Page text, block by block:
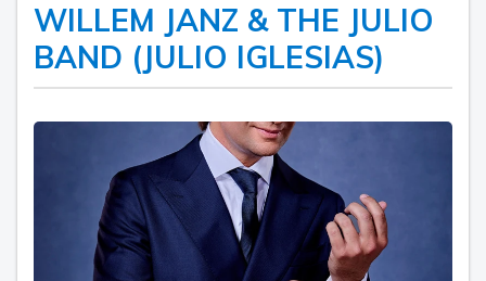
WILLEM JANZ & THE JULIO
BAND (JULIO IGLESIAS)